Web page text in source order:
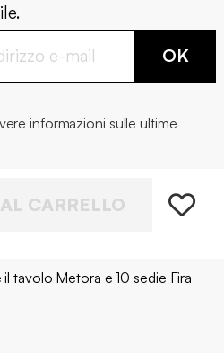
OK
informazioni sulle ultime
CARRELLO
tavolo Metora e 10 sedie Fira